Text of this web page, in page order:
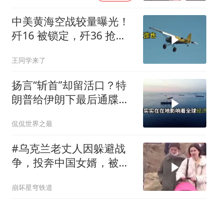
中美黄海空战较量曝光！
歼16 被锁定，歼36 抢先
王同学来了
扬言“斩首”却留活口？特
朗普给伊朗下最后通牒，
侃侃世界之最
#乌克兰老丈人因躲避战
争，投奔中国女婿，被眼
崩坏星穹铁道